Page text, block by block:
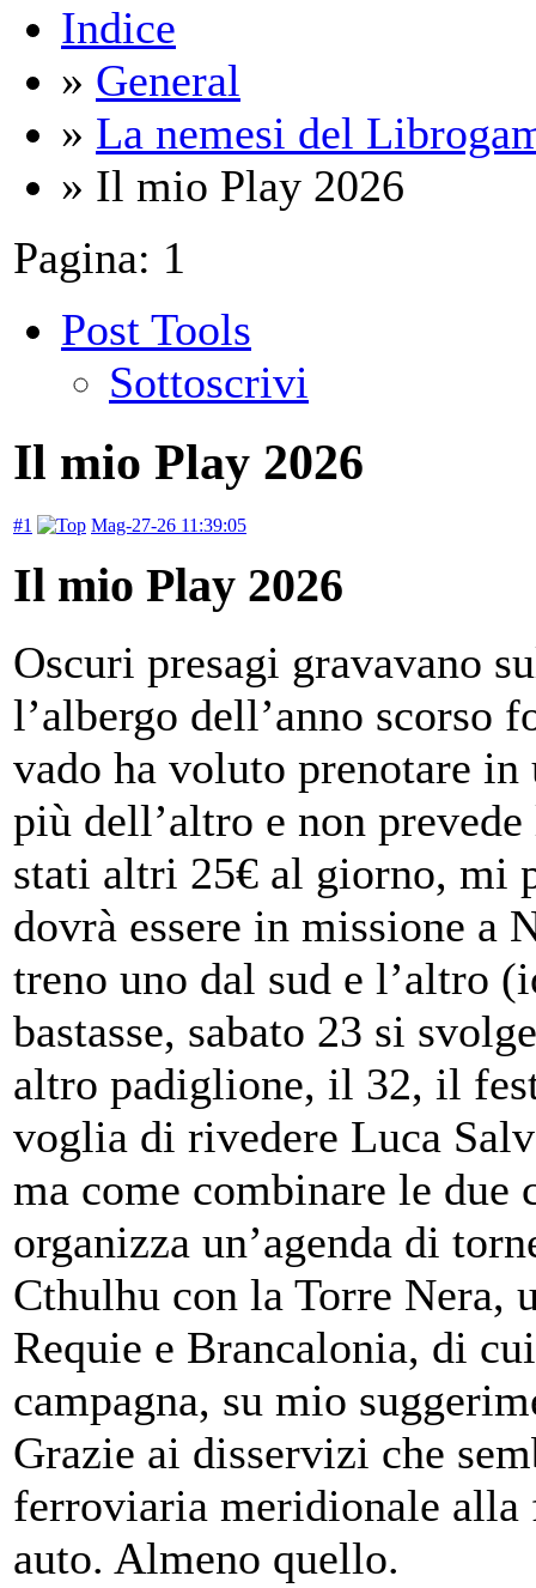
Indice
» General
» La nemesi del
» Il mio Play 2026
Pagina: 1
Post Tools
Sottoscrivi
Il mio Play 2026
#1 Mag-27-26 11:39:05
Il mio Play 2026
Oscuri presagi gravavano
l’albergo dell’anno scorso
vado ha voluto prenotare
più dell’altro e non
stati altri 25€ al giorno, mi
dovrà essere in missione a
treno uno dal sud e l’altro
bastasse, sabato 23 si
altro padiglione, il 32, il
voglia di rivedere Luca
ma come combinare le due
organizza un’agenda di
Cthulhu con la Torre Nera,
Requie e Brancalonia, di
campagna, su mio
Grazie ai disservizi che
ferroviaria meridionale
auto. Almeno quello.